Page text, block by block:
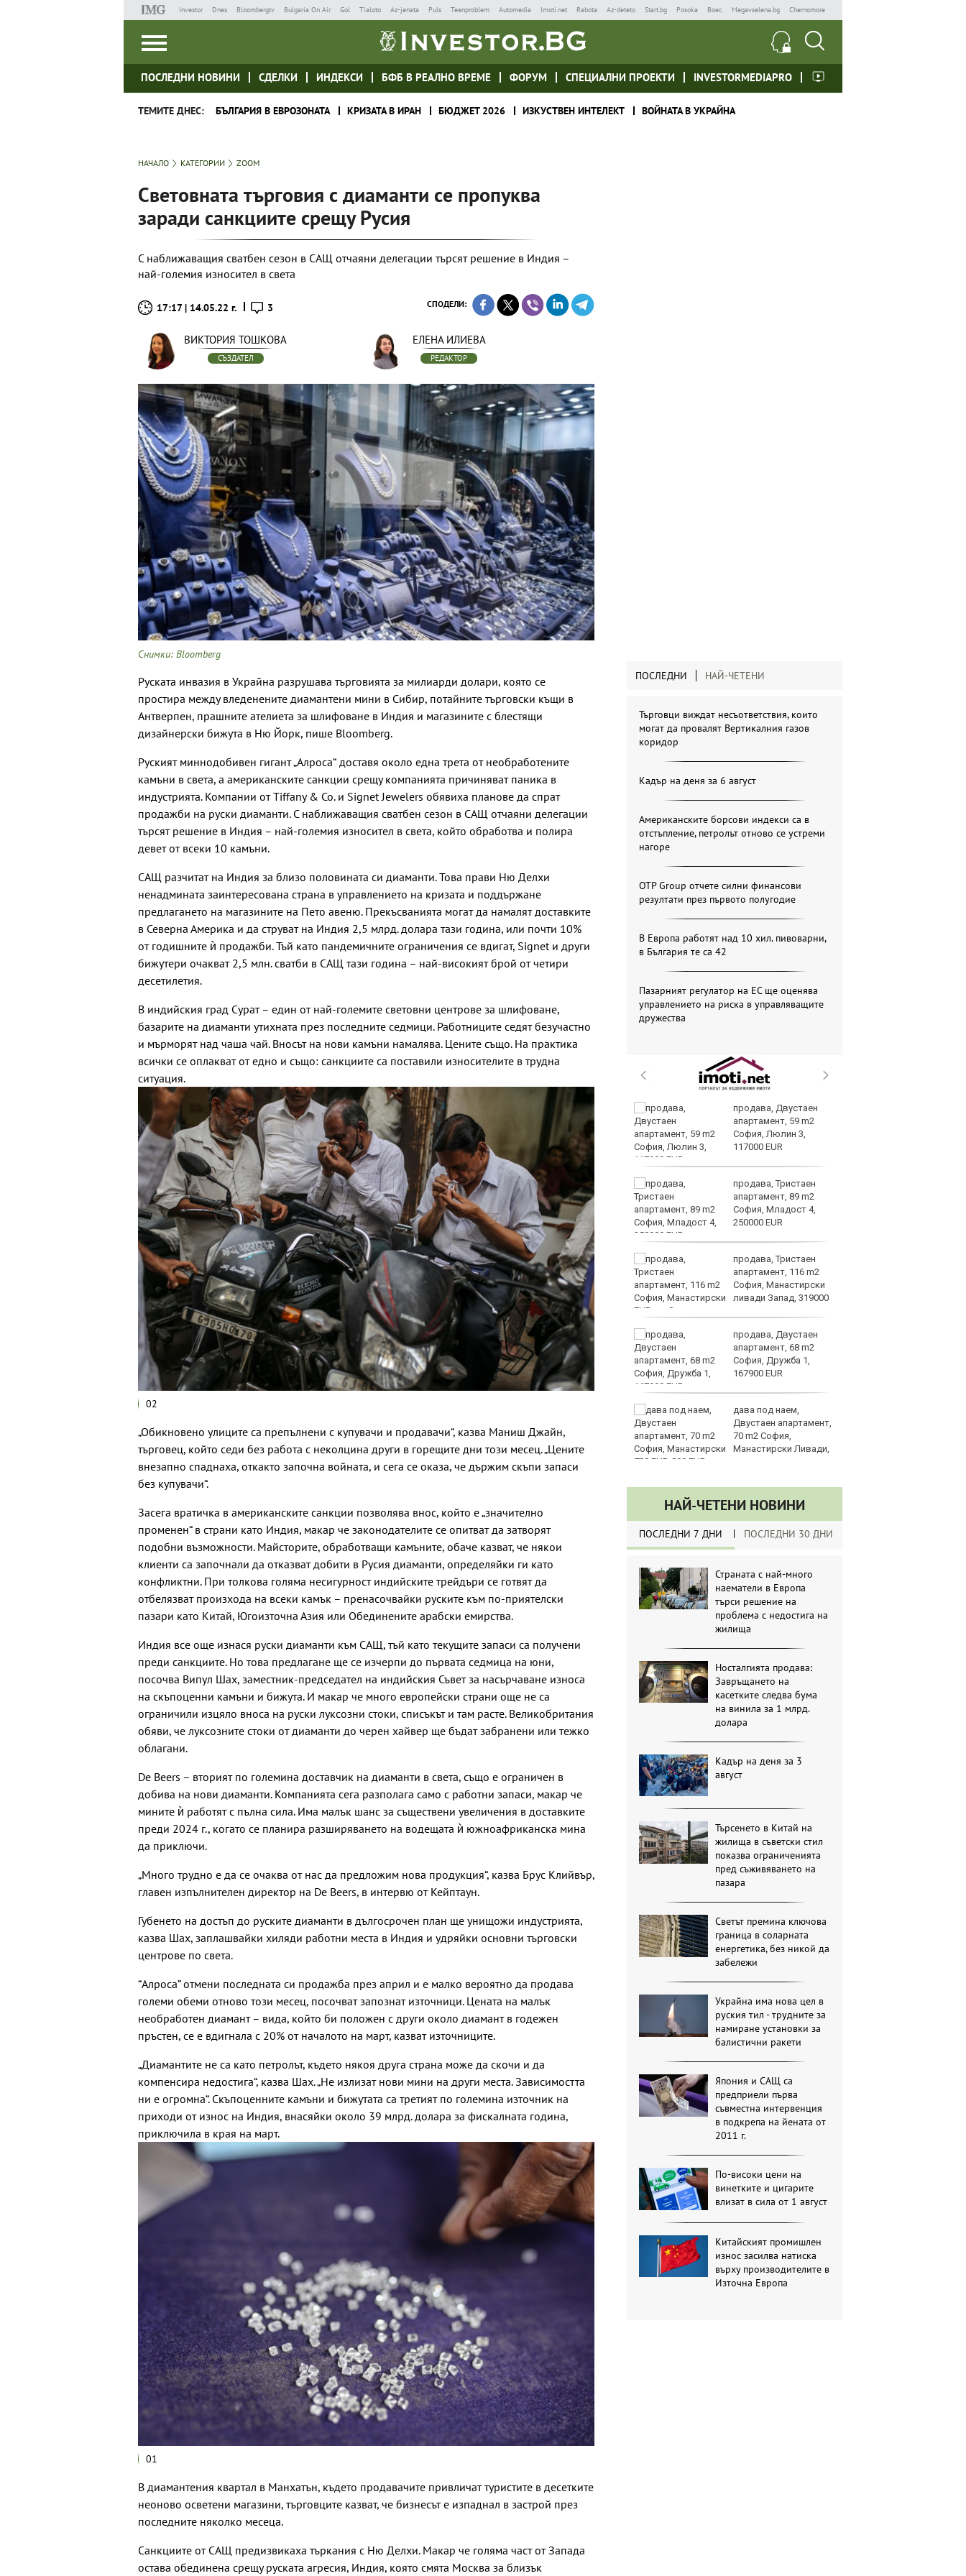
Investor Dnes Bloombergtv Bulgaria On Air Gol Tialoto Az-jenata Puls Teenproblem Automedia Imoti.net Rabota Az-deteto Start.bg Posoka Boec Megavselena.bg Chernomore
ПОСЛЕДНИ НОВИНИ СДЕЛКИ ИНДЕКСИ БФБ В РЕАЛНО ВРЕМЕ ФОРУМ СПЕЦИАЛНИ ПРОЕКТИ INVESTORMEDIAPRO
ТЕМИТЕ ДНЕС: БЪЛГАРИЯ В ЕВРОЗОНАТА КРИЗАТА В ИРАН БЮДЖЕТ 2026 ИЗКУСТВЕН ИНТЕЛЕКТ ВОЙНАТА В УКРАЙНА
НАЧАЛО КАТЕГОРИИ ZOOM
Световната търговия с диаманти се пропуква
заради санкциите срещу Русия
С наближаващия сватбен сезон в САЩ отчаяни делегации търсят решение в Индия –
най-големия износител в света
17:17 | 14.05.22 г. 3 СПОДЕЛИ:
ВИКТОРИЯ ТОШКОВА
СЪЗДАТЕЛ
ЕЛЕНА ИЛИЕВА
РЕДАКТОР
Снимки: Bloomberg
Руската инвазия в Украйна разрушава търговията за милиарди долари, която се
простира между вледенените диамантени мини в Сибир, потайните търговски къщи в
Антверпен, прашните ателиета за шлифоване в Индия и магазините с блестящи
дизайнерски бижута в Ню Йорк, пише Bloomberg.
Руският миннодобивен гигант „Алроса“ доставя около една трета от необработените
камъни в света, а американските санкции срещу компанията причиняват паника в
индустрията. Компании отTiffany & Co. и Signet Jewelers обявиха планове да спрат
продажби на руски диаманти. С наближаващия сватбен сезон в САЩ отчаяни делегации
търсят решение в Индия – най-големия износител в света, който обработва и полира
девет от всеки 10 камъни.
САЩ разчитат на Индия за близо половината си диаманти. Това прави Ню Делхи
ненадмината заинтересована страна в управлението на кризата и поддържане
предлагането на магазините на Пето авеню. Прекъсванията могат да намалят доставките
в Северна Америка и да струват на Индия 2,5 млрд. долара тази година, или почти 10%
от годишните ѝ продажби. Тъй като пандемичните ограничения се вдигат, Signet и други
бижутери очакват 2,5 млн. сватби в САЩ тази година – най-високият брой от четири
десетилетия.
В индийския град Сурат – един от най-големите световни центрове за шлифоване,
базарите на диаманти утихната през последните седмици. Работниците седят безучастно
и мърморят над чаша чай. Вносът на нови камъни намалява. Цените също. На практика
всички се оплакват от едно и също: санкциите са поставили износителите в трудна
ситуация.
02
„Обикновено улиците са препълнени с купувачи и продавачи“, казва Маниш Джайн,
търговец, който седи без работа с неколцина други в горещите дни този месец. „Цените
внезапно спаднаха, откакто започна войната, и сега се оказа, че държим скъпи запаси
без купувачи“.
Засега вратичка в американските санкции позволява внос, който е „значително
променен“ в страни като Индия, макар че законодателите се опитват да затворят
подобни възможности. Майсторите, обработващи камъните, обаче казват, че някои
клиенти са започнали да отказват добити в Русия диаманти, определяйки ги като
конфликтни. При толкова голяма несигурност индийските трейдъри се готвят да
отбелязват произхода на всеки камък – пренасочвайки руските към по-приятелски
пазари като Китай, Югоизточна Азия или Обединените арабски емирства.
Индия все още изнася руски диаманти към САЩ, тъй като текущите запаси са получени
преди санкциите. Но това предлагане ще се изчерпи до първата седмица на юни,
посочва Випул Шах, заместник-председател на индийския Съвет за насърчаване износа
на скъпоценни камъни и бижута. И макар че много европейски страни още не са
ограничили изцяло вноса на руски луксозни стоки, списъкът и там расте. Великобритания
обяви, че луксозните стоки от диаманти до черен хайвер ще бъдат забранени или тежко
облагани.
De Beers – вторият по големина доставчик на диаманти в света, също е ограничен в
добива на нови диаманти. Компанията сега разполага само с работни запаси, макар че
мините ѝ работят с пълна сила. Има малък шанс за съществени увеличения в доставките
преди 2024 г., когато се планира разширяването на водещата ѝ южноафриканска мина
да приключи.
„Много трудно е да се очаква от нас да предложим нова продукция“, казва Брус Клийвър,
главен изпълнителен директор на De Beers, в интервю от Кейптаун.
Губенето на достъп до руските диаманти в дългосрочен план ще унищожи индустрията,
казва Шах, заплашвайки хиляди работни места в Индия и удряйки основни търговски
центрове по света.
“Алроса”отмени последната си продажба през април и е малко вероятно да продава
големи обеми отново този месец, посочват запознат източници. Цената на малък
необработен диамант – вида, който би положен с други около диамант в годежен
пръстен, се е вдигнала с 20% от началото на март, казват източниците.
„Диамантите не са като петролът, където някоя друга страна може да скочи и да
компенсира недостига“, казва Шах. „Не излизат нови мини на други места. Зависимостта
ни е огромна“. Скъпоценните камъни и бижутата са третият по големина източник на
приходи от износ на Индия, внасяйки около 39 млрд. долара за фискалната година,
приключила в края на март.
01
В диамантения квартал в Манхатън, където продавачите привличат туристите в десетките
неоново осветени магазини, търговците казват, че бизнесът е изпаднал в застрой през
последните няколко месеца.
Санкциите от САЩ предизвикаха търкания с Ню Делхи. Макар че голяма част от Запада
остава обединена срещу руската агресия, Индия, която смята Москва за близък
ПОСЛЕДНИ НАЙ-ЧЕТЕНИ
Търговци виждат несъответствия, които
могат да провалят Вертикалния газов
коридор
Кадър на деня за 6 август
Американските борсови индекси са в
отстъпление, петролът отново се устреми
нагоре
OTP Group отчете силни финансови
резултати през първото полугодие
В Европа работят над 10 хил. пивоварни,
в България те са 42
Пазарният регулатор на ЕС ще оценява
управлението на риска в управляващите
дружества
Започва изплащането
на пенсиите
Времето във Варна на
7 август 2026
Времето във Варна на
7 август 2026
Честваме паметта на
преподобномъченик
Дометий
(Мадрид)
продава, Двустаен
апартамент, 59 m2
София, Люлин 3,
117000 EUR
продава, Тристаен
апартамент, 89 m2
София, Младост 4,
250000 EUR
продава, Тристаен
апартамент, 116 m2
София, Манастирски
ливади Запад, 319000
EUR
продава, Двустаен
апартамент, 68 m2
София, Дружба 1,
167900 EUR
дава под наем,
Двустаен апартамент,
70 m2 София,
Манастирски Ливади,
800 EUR
НАЙ-ЧЕТЕНИ НОВИНИ
ПОСЛЕДНИ 7 ДНИ ПОСЛЕДНИ 30 ДНИ
Страната с най-много
наематели в Европа
търси решение на
проблема с недостига на
жилища
Носталгията продава:
Завръщането на
касетките следва бума
на винила за 1 млрд.
долара
Кадър на деня за 3
август
Търсенето в Китай на
жилища в съветски стил
показва ограниченията
пред съживяването на
пазара
Светът премина ключова
граница в соларната
енергетика, без никой да
забележи
Украйна има нова цел в
руския тил - трудните за
намиране установки за
балистични ракети
Япония и САЩ са
предприели първа
съвместна интервенция
в подкрепа на йената от
2011 г.
По-високи цени на
винетките и цигарите
влизат в сила от 1 август
Китайският промишлен
износ засилва натиска
върху производителите в
Източна Европа